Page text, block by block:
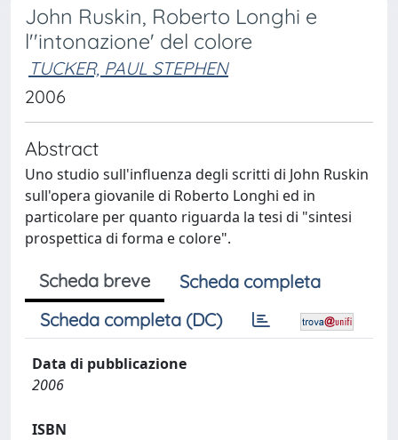
John Ruskin, Roberto Longhi e
l''intonazione' del colore
TUCKER, PAUL STEPHEN
2006
Abstract
Uno studio sull'influenza degli scritti di John Ruskin
sull'opera giovanile di Roberto Longhi ed in
particolare per quanto riguarda la tesi di "sintesi
prospettica di forma e colore".
Scheda breve
Scheda completa
Scheda completa (DC)
Data di pubblicazione
2006
ISBN